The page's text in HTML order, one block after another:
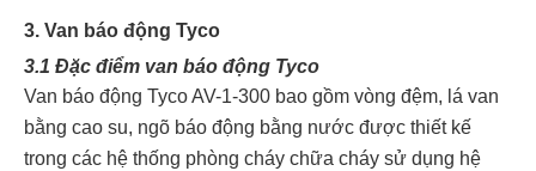
3. Van báo động Tyco
3.1 Đặc điểm van báo động Tyco
Van báo động Tyco AV-1-300 bao gồm vòng đệm, lá van
bằng cao su, ngõ báo động bằng nước được thiết kế
trong các hệ thống phòng cháy chữa cháy sử dụng hệ